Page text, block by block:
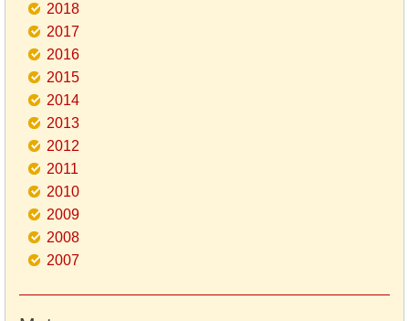
2018
2017
2016
2015
2014
2013
2012
2011
2010
2009
2008
2007